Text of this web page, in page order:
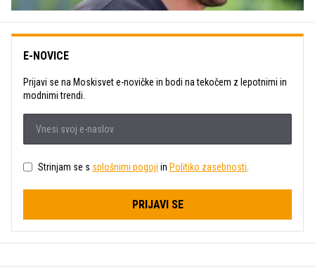
E-NOVICE
Prijavi se na Moskisvet e-novičke in bodi na tekočem z lepotnimi in
modnimi trendi.
Strinjam se s splošnimi pogoji in Politiko zasebnosti
PRIJAVI SE